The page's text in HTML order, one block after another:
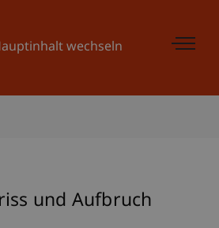
wechseln
und Aufbruch